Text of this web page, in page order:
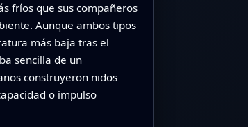
fríos que sus compañeros
Aunque ambos tipos
más baja tras el
sencilla de un
construyeron nidos
o impulso